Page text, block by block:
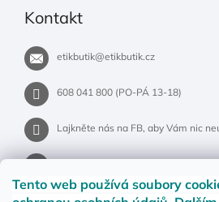
Tento web používá soubory
Kontakt
etikbutik@etikbutik.cz
608 041 800 (PO-PÁ 13-18)
Lajkněte nás na FB, aby Vám nic